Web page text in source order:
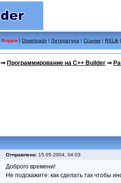
Форум | Downloads | Литература | Ссылки | RXLib |
⇒ Программирование на C++ Builder ⇒
Отправлено: 15.05.2004, 04:03
Доброго времени!
Не подскажите: как сделать так чтобы